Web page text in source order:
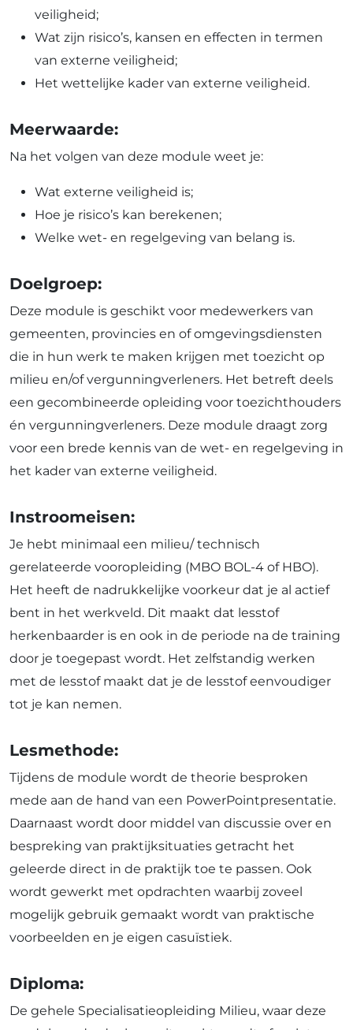
veiligheid;
Wat zijn risico’s, kansen en effecten in termen
van externe veiligheid;
Het wettelijke kader van externe veiligheid.
Meerwaarde:
Na het volgen van deze module weet je:
Wat externe veiligheid is;
Hoe je risico’s kan berekenen;
Welke wet- en regelgeving van belang is.
Doelgroep:
Deze module is geschikt voor medewerkers van
gemeenten, provincies en of omgevingsdiensten
die in hun werk te maken krijgen met toezicht op
milieu en/of vergunningverleners. Het betreft deels
een gecombineerde opleiding voor toezichthouders
én vergunningverleners. Deze module draagt zorg
voor een brede kennis van de wet- en regelgeving in
het kader van externe veiligheid.
Instroomeisen:
Je hebt minimaal een milieu/ technisch
gerelateerde vooropleiding (MBO BOL-4 of HBO).
Het heeft de nadrukkelijke voorkeur dat je al actief
bent in het werkveld. Dit maakt dat lesstof
herkenbaarder is en ook in de periode na de training
door je toegepast wordt. Het zelfstandig werken
met de lesstof maakt dat je de lesstof eenvoudiger
tot je kan nemen.
Lesmethode:
Tijdens de module wordt de theorie besproken
mede aan de hand van een PowerPointpresentatie.
Daarnaast wordt door middel van discussie over en
bespreking van praktijksituaties getracht het
geleerde direct in de praktijk toe te passen. Ook
wordt gewerkt met opdrachten waarbij zoveel
mogelijk gebruik gemaakt wordt van praktische
voorbeelden en je eigen casuïstiek.
Diploma:
De gehele Specialisatieopleiding Milieu, waar deze